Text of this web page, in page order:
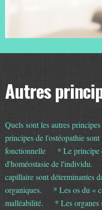
Autres
Quels sont les autres
principes de l'ostéopathie
fonctionnelle * Le principe
d'homéostasie de l'individu.
capillaire sont
organiques. * Les os du «
malléabilité. * Les organes